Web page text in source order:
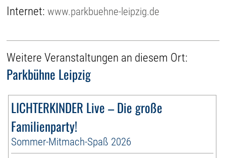
Internet:www.parkbuehne-leipzig.de
Weitere Veranstaltungen an diesem Ort:
Parkbühne Leipzig
LICHTERKINDER Live – Die große
Familienparty!
Sommer-Mitmach-Spaß 2026